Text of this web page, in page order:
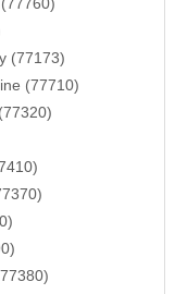
(77173)
(77710)